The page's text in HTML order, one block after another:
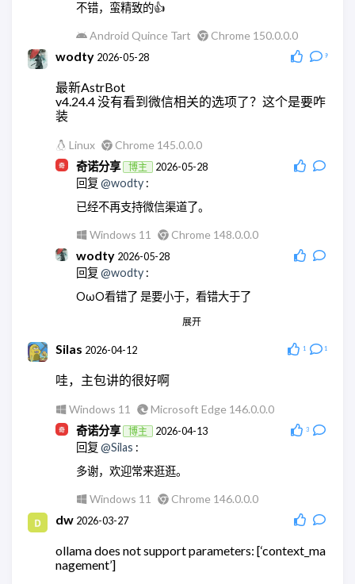
不错，蛮精致的👍
Android Quince Tart Chrome 150.0.0.0
wodty 2026-05-28 9
最新AstrBot
v4.24.4 没有看到微信相关的选项了？这个是要咋
装
Linux
Chrome 145.0.0.0
奇诺分享
博主 2026-05-28
回复 @wodty :
已经不再支持微信渠道了。
Windows 11 Chrome 148.0.0.0
wodty 2026-05-28
回复 @wodty :
OωO看错了 是要小于，看错大于了
Chrome 145.0.0.0
wodty 2026-05-28
现在微信机器人都没法玩了
Linux
Chrome 145.0.0.0
奇诺分享
博主 2026-05-28
回复@wodty
😄没错
Windows 11
Chrome 148.0.0.0
奇诺分享
可以试试微信官方的claude机器人。
展开
Silas 2026-04-12 1 1
哇，主包讲的很好啊
Windows 11
Microsoft Edge 146.0.0.0
奇诺分享
博主 2026-04-13 3
回复 @Silas :
多谢，欢迎常来逛逛。
Windows 11 Chrome 146.0.0.0
dw 2026-03-27
ollama does not support parameters: [‘context_ma
nagement’]